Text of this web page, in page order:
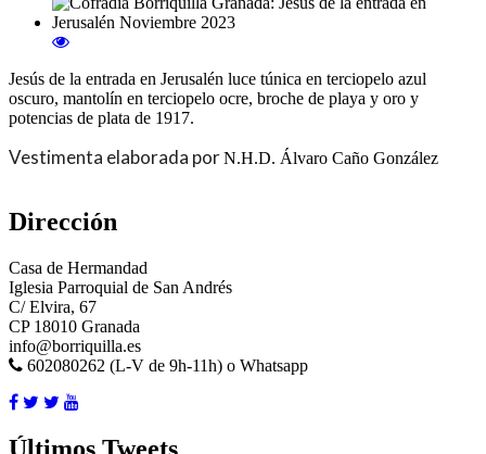
Jesús de la entrada en Jerusalén luce túnica en terciopelo azul
oscuro, mantolín en terciopelo ocre, broche de playa y oro y
potencias de plata de 1917.
Vestimenta elaborada porN.H.D. Álvaro Caño González
Dirección
Casa de Hermandad
Iglesia Parroquial de San Andrés
C/ Elvira, 67
CP 18010 Granada
info@borriquilla.es
602080262 (L-V de 9h-11h) o Whatsapp
Últimos Tweets